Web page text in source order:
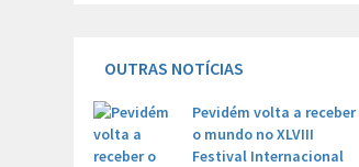
OUTRAS NOTÍCIAS
Pevidém volta a receber
o mundo no XLVIII
Festival Internacional